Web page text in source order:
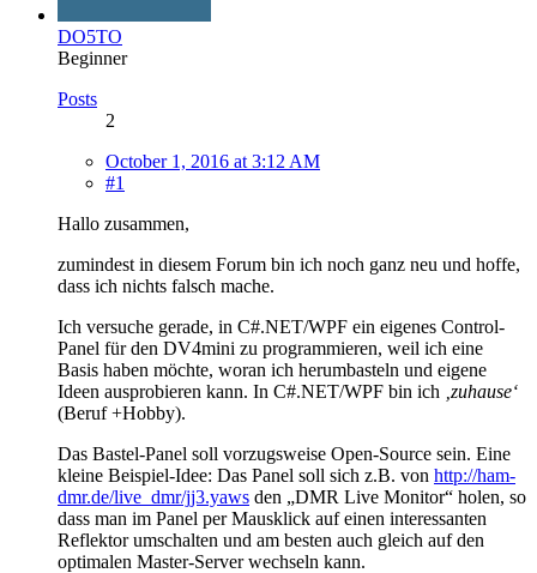
DO5TO
Beginner
Posts
2
October 1, 2016 at 3:12 AM
#1
Hallo zusammen,
zumindest in diesem Forum bin ich noch ganz neu und hoffe,
dass ich nichts falsch mache.
Ich versuche gerade, in C#.NET/WPF ein eigenes Control-
Panel für den DV4mini zu programmieren, weil ich eine
Basis haben möchte, woran ich herumbasteln und eigene
Ideen ausprobieren kann. In C#.NET/WPF bin ich ‚zuhause‘
(Beruf +Hobby).
Das Bastel-Panel soll vorzugsweise Open-Source sein. Eine
kleine Beispiel-Idee: Das Panel soll sich z.B. von http://ham-
dmr.de/live_dmr/jj3.yaws den „DMR Live Monitor“ holen, so
dass man im Panel per Mausklick auf einen interessanten
Reflektor umschalten und am besten auch gleich auf den
optimalen Master-Server wechseln kann.